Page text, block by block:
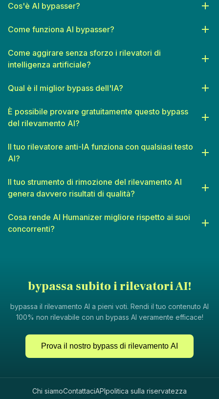
Cos'è AI bypasser?
Come funziona AI bypasser?
Come aggirare senza sforzo i rilevatori di
intelligenza artificiale?
Qual è il miglior bypass dell'IA?
È possibile provare gratuitamente questo bypass
del rilevamento AI?
Il tuo rilevatore anti-IA funziona con qualsiasi testo
AI?
Il tuo strumento di rimozione del rilevamento AI
genera davvero risultati di qualità?
Cosa rende AI Humanizer migliore rispetto ai suoi
concorrenti?
bypassa subito i rilevatori AI!
bypassa il rilevamento AI a pieni voti. Rendi il tuo contenuto AI
100% non rilevabile con un bypass AI veramente efficace!
Prova il nostro bypass di rilevamento AI
Chi siamoContattaciAPIpolitica sulla riservatezza